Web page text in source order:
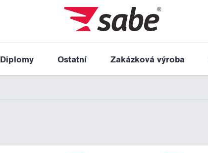
Diplomy Ostatní Zakázková výroba